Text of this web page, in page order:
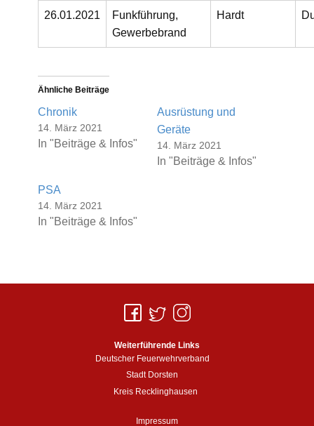
26.01.2021
Funkführung,
Gewerbebrand
Hardt
Ähnliche Beiträge
Chronik
14. März 2021
In "Beiträge & Infos"
Ausrüstung und
Geräte
14. März 2021
In "Beiträge & Infos"
PSA
14. März 2021
In "Beiträge & Infos"
Weiterführende Links
Deutscher Feuerwehrverband
Impressum
Stadt Dorsten
Kreis Recklinghausen